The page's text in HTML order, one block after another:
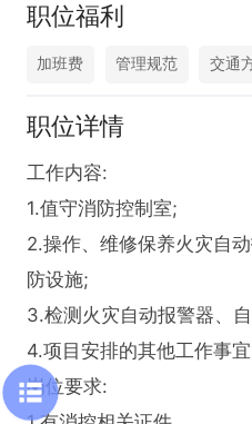
职位福利
加班费 管理规范 交通
职位详情
工作内容:
1.值守消防控制室;
2.操作、维修保养火灾自
防设施;
3.检测火灾自动报警器、
4.项目安排的其他工作事宜
岗位要求: